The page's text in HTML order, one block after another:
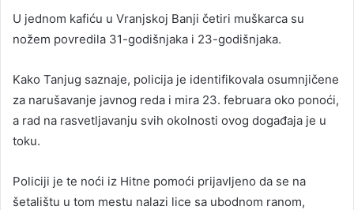
U jednom kafiću u Vranjskoj Banji četiri muškarca su
nožem povredila 31-godišnjaka i 23-godišnjaka.
Kako Tanjug saznaje, policija je identifikovala osumnjičene
za narušavanje javnog reda i mira 23. februara oko ponoći,
a rad na rasvetljavanju svih okolnosti ovog događaja je u
toku.
Policiji je te noći iz Hitne pomoći prijavljeno da se na
šetalištu u tom mestu nalazi lice sa ubodnom ranom,